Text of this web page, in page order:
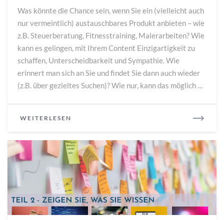
–
Persönlichkeit
schafft
Vertrauen
Was könnte die Chance sein, wenn Sie ein (vielleicht auch
nur vermeintlich) austauschbares Produkt anbieten – wie
z.B. Steuerberatung, Fitnesstraining, Malerarbeiten? Wie
kann es gelingen, mit Ihrem Content Einzigartigkeit zu
schaffen, Unterscheidbarkeit und Sympathie. Wie
erinnert man sich an Sie und findet Sie dann auch wieder
(z.B. über gezieltes Suchen)? Wie nur, kann das möglich …
WEITERLESEN